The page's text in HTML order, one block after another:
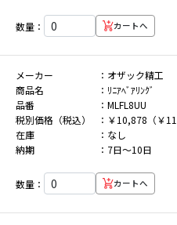
数量： カートへ
メーカー
オザック精工
商品名
ﾘﾆｱﾍﾞｱﾘﾝｸﾞ
品番
MLFL8UU
税別価格（税込）
￥10,878（￥
在庫
なし
納期
7日～10日
数量： カートへ